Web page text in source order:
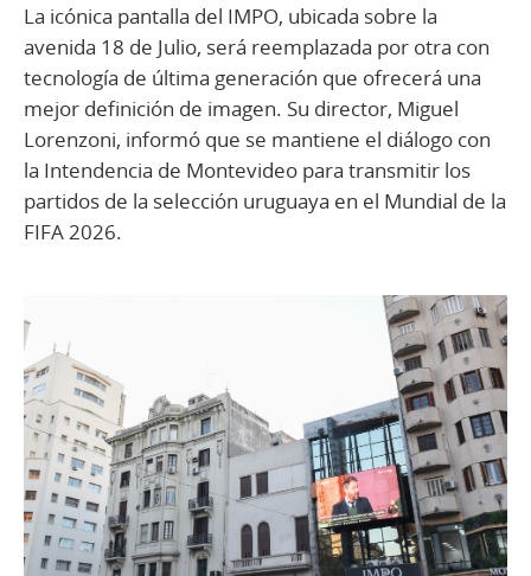
La icónica pantalla del IMPO, ubicada sobre la
avenida 18 de Julio, será reemplazada por otra con
tecnología de última generación que ofrecerá una
mejor definición de imagen. Su director, Miguel
Lorenzoni, informó que se mantiene el diálogo con
la Intendencia de Montevideo para transmitir los
partidos de la selección uruguaya en el Mundial de la
FIFA 2026.